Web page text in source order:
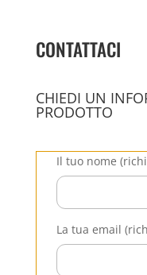
CONTATTACI
CHIEDI UN
PRODOTTO
Il tuo nome
La tua email